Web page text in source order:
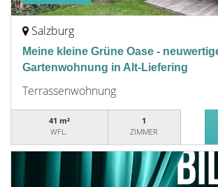
Salzburg
Meine kleine Grüne Oase -
Gartenwohnung in Alt-Liefering
Terrassenwohnung
41 m²
WFL.
1
ZIMMER